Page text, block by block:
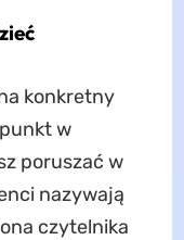
konkretny
w
poruszać w
nazywają
czytelnika